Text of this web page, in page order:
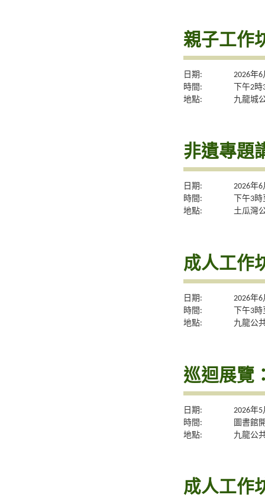
親子工作
日期:
2026年
時間:
下午2
地點:
九龍城
非遺專題
日期:
2026年
時間:
下午3
地點:
土瓜灣
成人工作
日期:
2026年
時間:
下午3
地點:
九龍公
巡迴展覽
日期:
2026年
時間:
圖書館
地點:
九龍公
成人工作